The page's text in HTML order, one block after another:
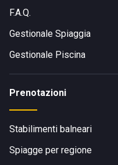
F.A.Q.
Gestionale Spiaggia
Gestionale Piscina
Prenotazioni
Stabilimenti balneari
Spiagge per regione